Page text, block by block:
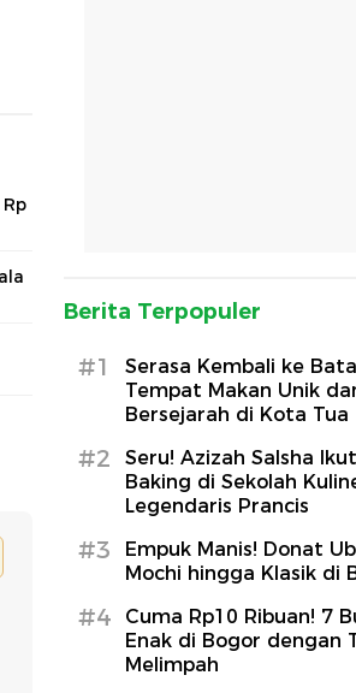
Berita Terpopuler
#1
Serasa Kembali ke
Tempat Makan Unik
Bersejarah di Kota Tua
#2
Seru! Azizah Salsha
Baking di Sekolah
Legendaris Prancis
#3
Empuk Manis! Donat
Mochi hingga Klasik di
#4
Cuma Rp10 Ribuan! 7
Enak di Bogor dengan
Melimpah